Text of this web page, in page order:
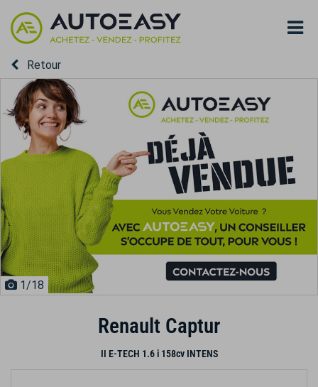
Retour
1/18
Renault Captur
II E-TECH 1.6 i 158cv INTENS